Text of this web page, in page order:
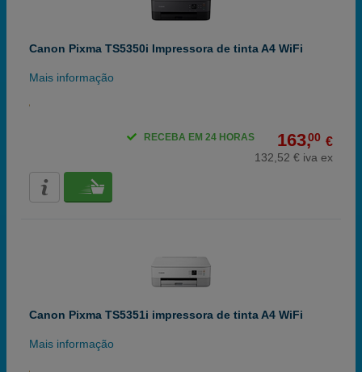
Canon Pixma TS5350i Impressora de tinta A4 WiFi
Mais informação
163,00 €
132,52 € iva ex
RECEBA EM 24 HORAS
Canon Pixma TS5351i impressora de tinta A4 WiFi
Mais informação